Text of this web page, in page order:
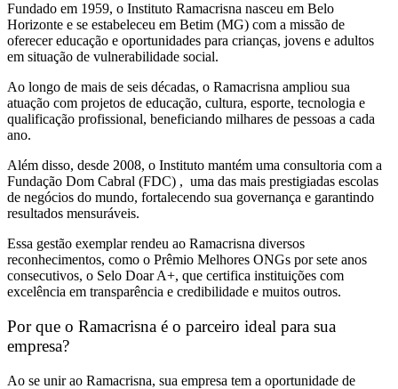
Fundado em 1959, o Instituto Ramacrisna nasceu em Belo
Horizonte e se estabeleceu em Betim (MG) com a missão de
oferecer educação e oportunidades para crianças, jovens e adultos
em situação de vulnerabilidade social.
Ao longo de mais de seis décadas, o Ramacrisna ampliou sua
atuação com projetos de educação, cultura, esporte, tecnologia e
qualificação profissional, beneficiando milhares de pessoas a cada
ano.
Além disso, desde 2008, o Instituto mantém uma consultoria com a
Fundação Dom Cabral (FDC) , uma das mais prestigiadas escolas
de negócios do mundo, fortalecendo sua governança e garantindo
resultados mensuráveis.
Essa gestão exemplar rendeu ao Ramacrisna diversos
reconhecimentos, como o Prêmio Melhores ONGs por sete anos
consecutivos, o Selo Doar A+, que certifica instituições com
excelência em transparência e credibilidade e muitos outros.
Por que o Ramacrisna é o parceiro ideal para sua
empresa?
Ao se unir ao Ramacrisna, sua empresa tem a oportunidade de